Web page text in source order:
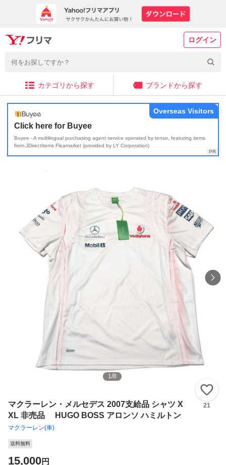
ログイン
カテゴリから探す ブランドから探す
Click here for Buyee
Buyee - A multilingual purchasing agent service operated by tenso, featuring items
from JDirectItems Fleamarket (provided by LY Corporation)
Overseas Visitors
1/8
マクラーレン・メルセデス 2007支給品 シャツ X
XL 非売品 HUGO BOSS アロンソ ハミルトン
マクラーレン(車)
21
送料無料
15,000円